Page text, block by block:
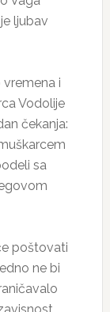
ljubav
i
Vodolije
čekanja:
sa
poštovati
ne bi